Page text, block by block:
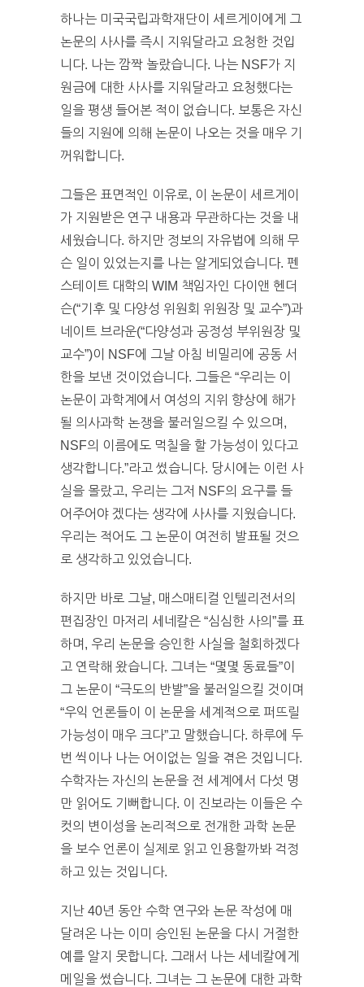
하나는 미국국립과학재단이 세르게이에게 그
논문의 사사를 즉시 지워달라고 요청한 것입
니다. 나는 깜짝 놀랐습니다. 나는 NSF가 지
원금에 대한 사사를 지워달라고 요청했다는
일을 평생 들어본 적이 없습니다. 보통은 자신
들의 지원에 의해 논문이 나오는 것을 매우 기
꺼워합니다.
그들은 표면적인 이유로, 이 논문이 세르게이
가 지원받은 연구 내용과 무관하다는 것을 내
세웠습니다. 하지만 정보의 자유법에 의해 무
슨 일이 있었는지를 나는 알게되었습니다. 펜
스테이트 대학의 WIM 책임자인 다이앤 헨더
슨(“기후 및 다양성 위원회 위원장 및 교수”)과
네이트 브라운(“다양성과 공정성 부위원장 및
교수”)이 NSF에 그날 아침 비밀리에 공동 서
한을 보낸 것이었습니다. 그들은 “우리는 이
논문이 과학계에서 여성의 지위 향상에 해가
될 의사과학 논쟁을 불러일으킬 수 있으며,
NSF의 이름에도 먹칠을 할 가능성이 있다고
생각합니다.”라고 썼습니다. 당시에는 이런 사
실을 몰랐고, 우리는 그저 NSF의 요구를 들
어주어야 겠다는 생각에 사사를 지웠습니다.
우리는 적어도 그 논문이 여전히 발표될 것으
로 생각하고 있었습니다.
하지만 바로 그날, 매스매티컬 인텔리전서의
편집장인 마저리 세네칼은 “심심한 사의”를 표
하며, 우리 논문을 승인한 사실을 철회하겠다
고 연락해 왔습니다. 그녀는 “몇몇 동료들”이
그 논문이 “극도의 반발”을 불러일으킬 것이며
“우익 언론들이 이 논문을 세계적으로 퍼뜨릴
가능성이 매우 크다”고 말했습니다. 하루에 두
번 씩이나 나는 어이없는 일을 겪은 것입니다.
수학자는 자신의 논문을 전 세계에서 다섯 명
만 읽어도 기뻐합니다. 이 진보라는 이들은 수
컷의 변이성을 논리적으로 전개한 과학 논문
을 보수 언론이 실제로 읽고 인용할까봐 걱정
하고 있는 것입니다.
지난 40년 동안 수학 연구와 논문 작성에 매
달려온 나는 이미 승인된 논문을 다시 거절한
예를 알지 못합니다. 그래서 나는 세네칼에게
메일을 썼습니다. 그녀는 그 논문에 대한 과학